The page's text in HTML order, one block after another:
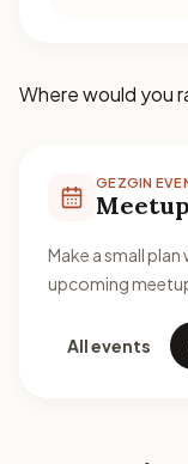
Where would you
GEZGIN
Make a small
upcoming
All events